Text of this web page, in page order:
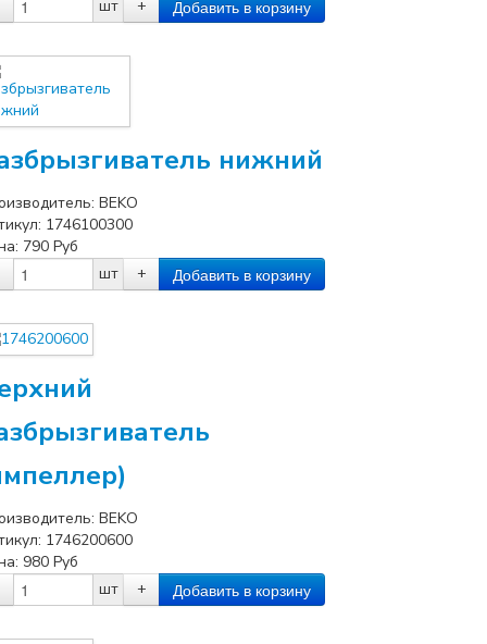
шт +
нижний
BEKO
1746100300
790 Руб
шт
+
BEKO
1746200600
980 Руб
шт
+